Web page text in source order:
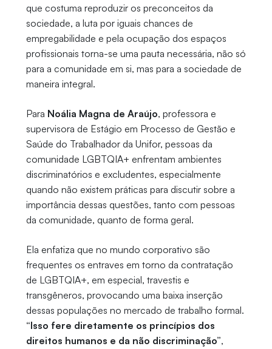
que costuma reproduzir os preconceitos da
sociedade, a luta por iguais chances de
empregabilidade e pela ocupação dos espaços
profissionais torna-se uma pauta necessária, não só
para a comunidade em si, mas para a sociedade de
maneira integral.
Para Noália Magna de Araújo, professora e
supervisora de Estágio em Processo de Gestão e
Saúde do Trabalhador da Unifor, pessoas da
comunidade LGBTQIA+ enfrentam ambientes
discriminatórios e excludentes, especialmente
quando não existem práticas para discutir sobre a
importância dessas questões, tanto com pessoas
da comunidade, quanto de forma geral.
Ela enfatiza que no mundo corporativo são
frequentes os entraves em torno da contratação
de LGBTQIA+, em especial, travestis e
transgêneros, provocando uma baixa inserção
dessas populações no mercado de trabalho formal.
“Isso fere diretamente os princípios dos
direitos humanos e da não discriminação”,